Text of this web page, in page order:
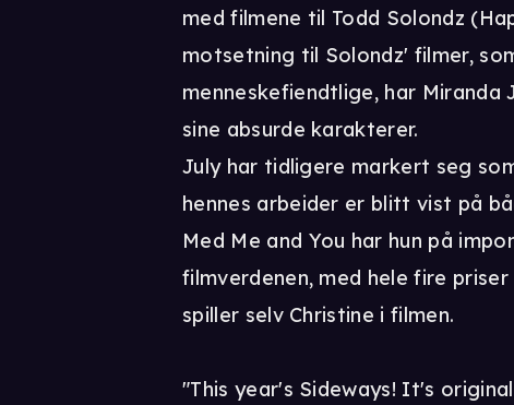
med filmene til Todd Solondz
motsetning til Solondz' filmer,
menneskefiendtlige, har
sine absurde karakterer.
July har tidligere markert seg
hennes arbeider er blitt vist på
Med Me and You har hun på
filmverdenen, med hele fire
spiller selv Christine i filmen.
"This year's Sideways! It's